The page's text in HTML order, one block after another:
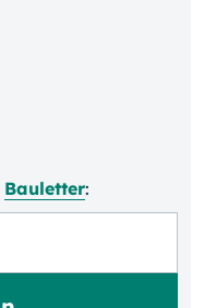
Bauletter: